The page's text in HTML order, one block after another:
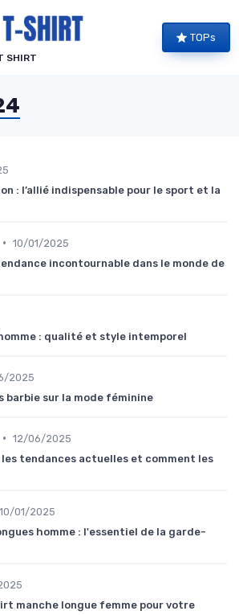
SHIRT
TOPs
: l’allié indispensable pour le sport et la
• 10/01/2025
incontournable dans le monde de
: qualité et style intemporel
2025
sur la mode féminine
• 12/06/2025
tendances actuelles et comment les
10/01/2025
homme : l'essentiel de la garde-
manche longue femme pour votre
cookies